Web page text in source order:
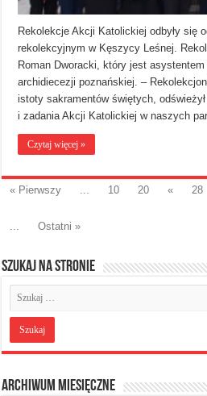
Rekolekcje Akcji Katolickiej odbyły się
rekolekcyjnym w Kęszycy Leśnej.
Roman Dworacki, który jest
archidiecezji poznańskiej. –
istoty sakramentów świętych,
i zadania Akcji Katolickiej w naszych
Czytaj więcej »
« Pierwszy ... 10 20 « 28
...
Ostatni »
Szukaj na stronie
Archiwum miesięczne